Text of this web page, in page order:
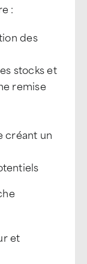
:
des
stocks et
remise
créant un
et